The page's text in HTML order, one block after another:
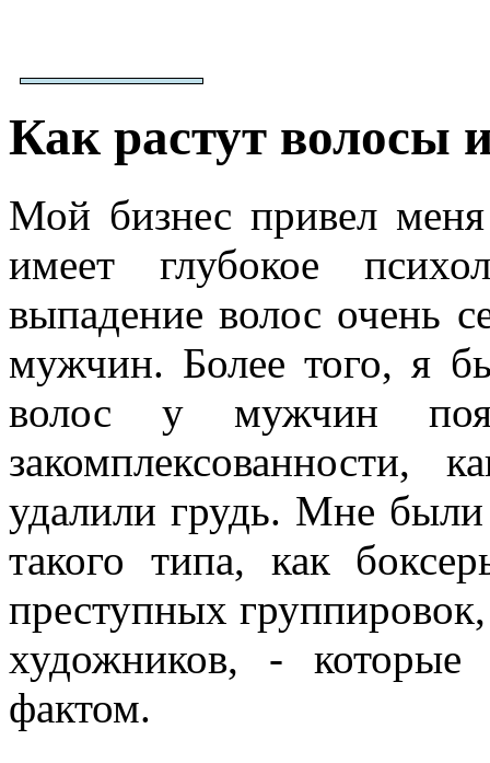
Как растут волосы
Мой бизнес привел
имеет глубокое
выпадение волос очень
мужчин. Более того, я
волос у мужчин
удалили грудь. Мне
такого типа, как
преступных
художников, -
фактом.